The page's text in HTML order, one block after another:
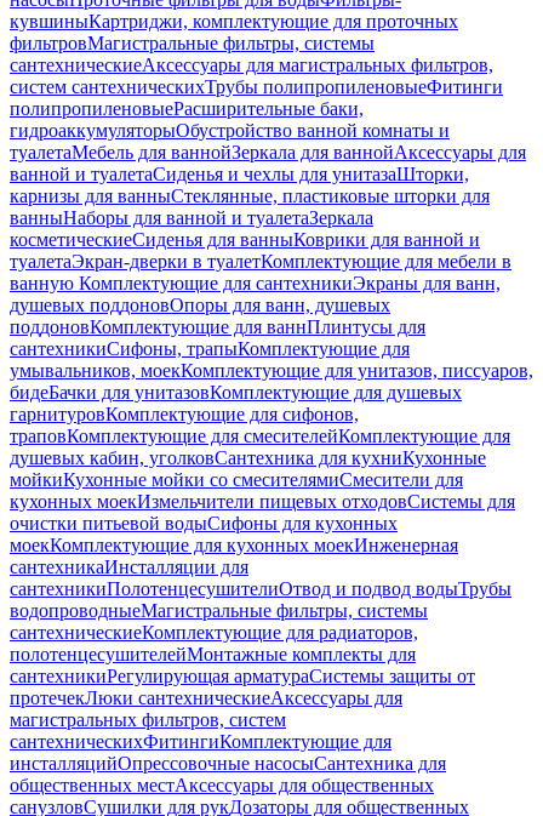
кувшиныКартриджи, комплектующие для проточных
фильтровМагистральные фильтры, системы
сантехническиеАксессуары для магистральных фильтров,
систем сантехническихТрубы полипропиленовыеФитинги
полипропиленовыеРасширительные баки,
гидроаккумуляторыОбустройство ванной комнаты и
туалетаМебель для ваннойЗеркала для ваннойАксессуары для
ванной и туалетаСиденья и чехлы для унитазаШторки,
карнизы для ванныСтеклянные, пластиковые шторки для
ванныНаборы для ванной и туалетаЗеркала
косметическиеСиденья для ванныКоврики для ванной и
туалетаЭкран-дверки в туалетКомплектующие для мебели в
ванную Комплектующие для сантехникиЭкраны для ванн,
душевых поддоновОпоры для ванн, душевых
поддоновКомплектующие для ваннПлинтусы для
сантехникиСифоны, трапыКомплектующие для
умывальников, моекКомплектующие для унитазов, писсуаров,
бидеБачки для унитазовКомплектующие для душевых
гарнитуровКомплектующие для сифонов,
траповКомплектующие для смесителейКомплектующие для
душевых кабин, уголковСантехника для кухниКухонные
мойкиКухонные мойки со смесителямиСмесители для
кухонных моекИзмельчители пищевых отходовСистемы для
очистки питьевой водыСифоны для кухонных
моекКомплектующие для кухонных моекИнженерная
сантехникаИнсталляции для
сантехникиПолотенцесушителиОтвод и подвод водыТрубы
водопроводныеМагистральные фильтры, системы
сантехническиеКомплектующие для радиаторов,
полотенцесушителейМонтажные комплекты для
сантехникиРегулирующая арматураСистемы защиты от
протечекЛюки сантехническиеАксессуары для
магистральных фильтров, систем
сантехническихФитингиКомплектующие для
инсталляцийОпрессовочные насосыСантехника для
общественных местАксессуары для общественных
санузловСушилки для рукДозаторы для общественных